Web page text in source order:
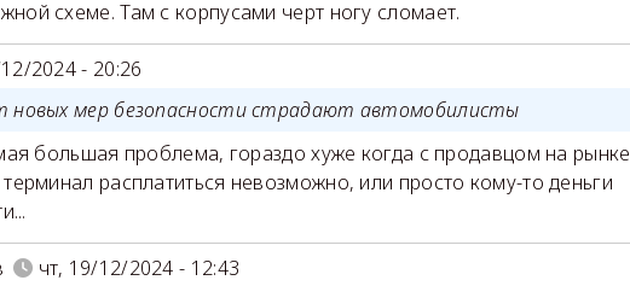
схеме. Там с корпусами черт ногу сломает.
2024 - 20:26
новых мер безопасности страдают автомобилисты
большая проблема, гораздо хуже когда с продавцом на рынке
расплатиться невозможно, или просто кому-то деньги
чт, 19/12/2024 - 12:43